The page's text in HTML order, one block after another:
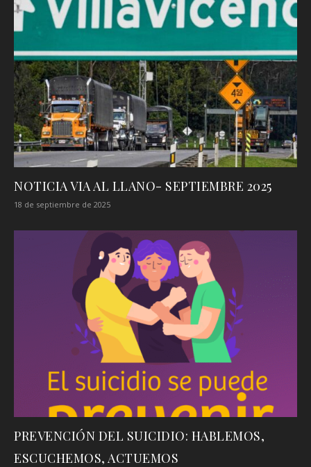
NOTICIA VIA AL LLANO- SEPTIEMBRE 2025
18 de septiembre de 2025
PREVENCIÓN DEL SUICIDIO: HABLEMOS,
ESCUCHEMOS, ACTUEMOS